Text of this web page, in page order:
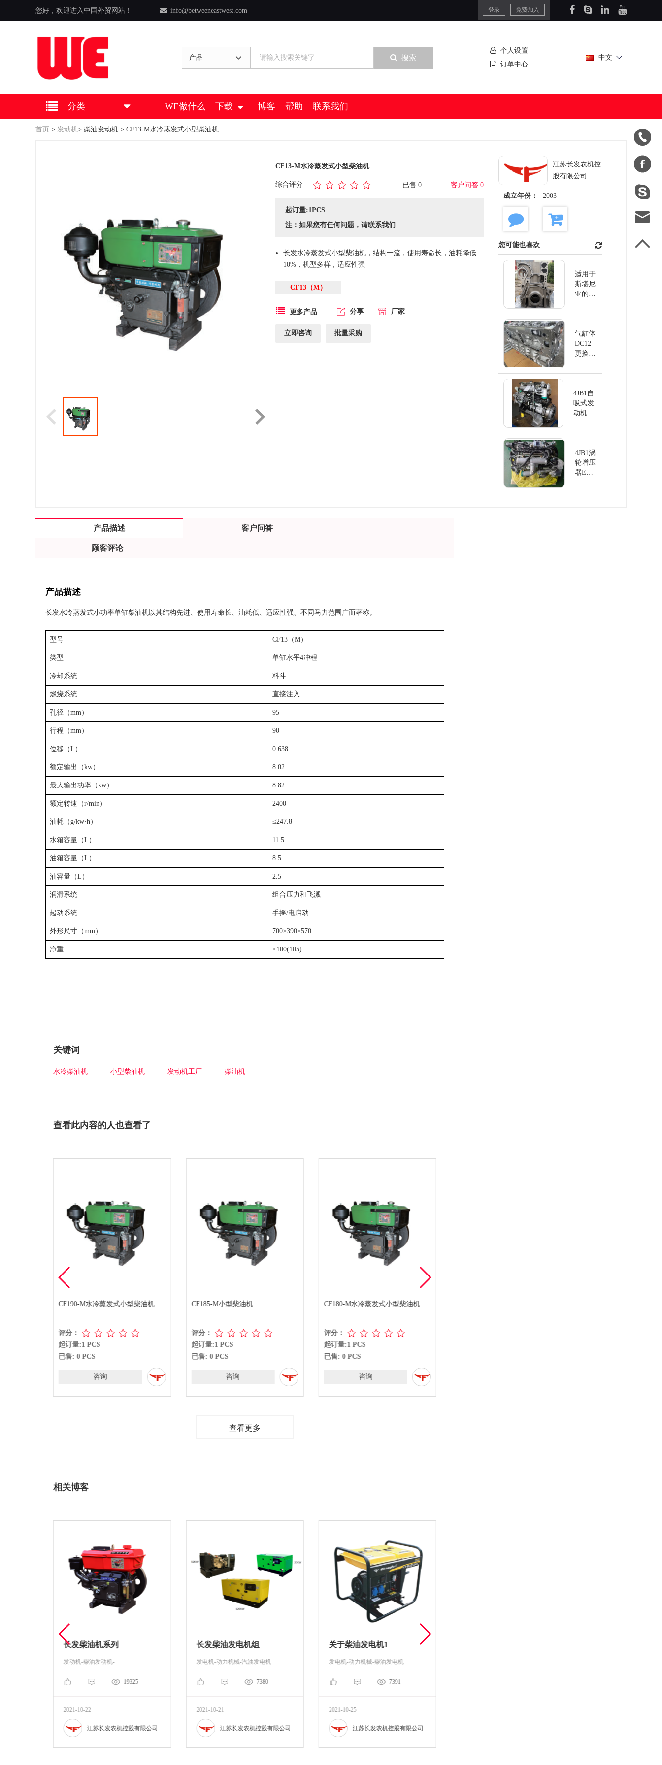
您好，欢迎进入中国外贸网站！ info@betweeneastwest.com 登录 免费加入





产品 搜索
个人设置
订单中心
中文
分类 WE做什么 下载 博客 帮助 联系我们
首页 > 发动机> 柴油发动机 > CF13-M水冷蒸发式小型柴油机
CF13-M水冷蒸发式小型柴油机
综合评分 已售:0 客户问答 0
起订量:1PCS
注：如果您有任何问题，请联系我们
长发水冷蒸发式小型柴油机，结构一流，使用寿命长，油耗降低
10%，机型多样，适应性强
CF13（M）
更多产品 分享 厂家
立即咨询 批量采购
江苏长发农机控
股有限公司
成立年份： 2003
您可能也喜欢
适用于
斯堪尼
亚的缸
DC13
气缸体
DC12
更换斯
4JB1自
吸式发
动机
EUI排
4JB1涡
轮增压
器EU
产品描述 客户问答
顾客评论
产品描述
长发水冷蒸发式小功率单缸柴油机以其结构先进、使用寿命长、油耗低、适应性强、不同马力范围广而著称。
型号 CF13（M）
类型 单缸水平4冲程
冷却系统 料斗
燃烧系统 直接注入
孔径（mm） 95
行程（mm） 90
位移（L） 0.638
额定输出（kw） 8.02
最大输出功率（kw） 8.82
额定转速（r/min） 2400
油耗（g/kw·h） ≤247.8
水箱容量（L） 11.5
油箱容量（L） 8.5
油容量（L） 2.5
润滑系统 组合压力和飞溅
起动系统 手摇/电启动
外形尺寸（mm） 700×390×570
净重 ≤100(105)
关键词
水冷柴油机 小型柴油机 发动机工厂 柴油机
查看此内容的人也查看了
CF190-M水冷蒸发式小型柴油机
评分：
起订量:1 PCS
已售: 0 PCS
咨询
CF185-M小型柴油机
评分：
起订量:1 PCS
已售: 0 PCS
咨询
CF180-M水冷蒸发式小型柴油机
评分：
起订量:1 PCS
已售: 0 PCS
咨询
查看更多
相关博客
长发柴油机系列
发动机-柴油发动机-
19325
2021-10-22
江苏长发农机控股有限公司
长发柴油发电机组
发电机-动力机械-汽油发电机
7380
2021-10-21
江苏长发农机控股有限公司
关于柴油发电机1
发电机-动力机械-柴油发电机
7391
2021-10-25
江苏长发农机控股有限公司